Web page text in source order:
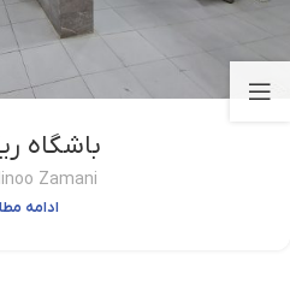
باشگاه
Zamani
ادامه